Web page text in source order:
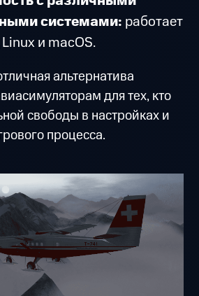
системами: работает
и macOS.
альтернатива
для тех, кто
свободы в настройках и
процесса.